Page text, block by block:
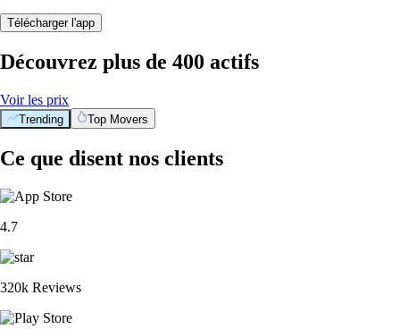
Télécharger l'app
Découvrez plus de 400 actifs
Voir les prix
Trending Top Movers
Ce que disent nos clients
4.7
320k Reviews